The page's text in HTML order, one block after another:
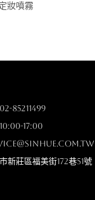
妝噴霧
85211499
17:00
新莊區福美街172巷51號